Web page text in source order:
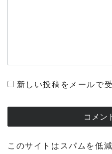
新しい投稿をメールで
このサイトはスパムを低